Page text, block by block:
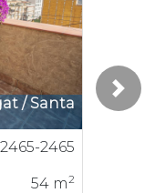
/ Santa
2465-2465
54 m2
Next